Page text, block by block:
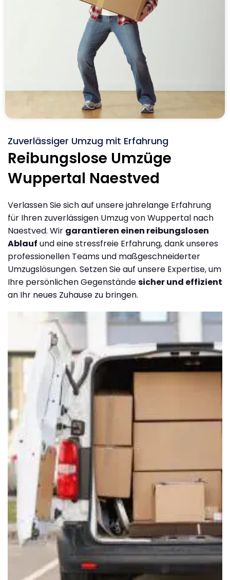
Zuverlässiger Umzug mit Erfahrung
Reibungslose Umzüge
Wuppertal Naestved
Verlassen Sie sich auf unsere jahrelange Erfahrung
für Ihren zuverlässigen Umzug von Wuppertal nach
Naestved. Wir garantieren einen reibungslosen
Ablauf und eine stressfreie Erfahrung, dank unseres
professionellen Teams und maßgeschneiderter
Umzugslösungen. Setzen Sie auf unsere Expertise, um
Ihre persönlichen Gegenständesicher und effizient
an Ihr neues Zuhause zu bringen.